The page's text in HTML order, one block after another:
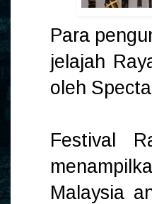
Para
jelajah
oleh
Festival
Malaysia